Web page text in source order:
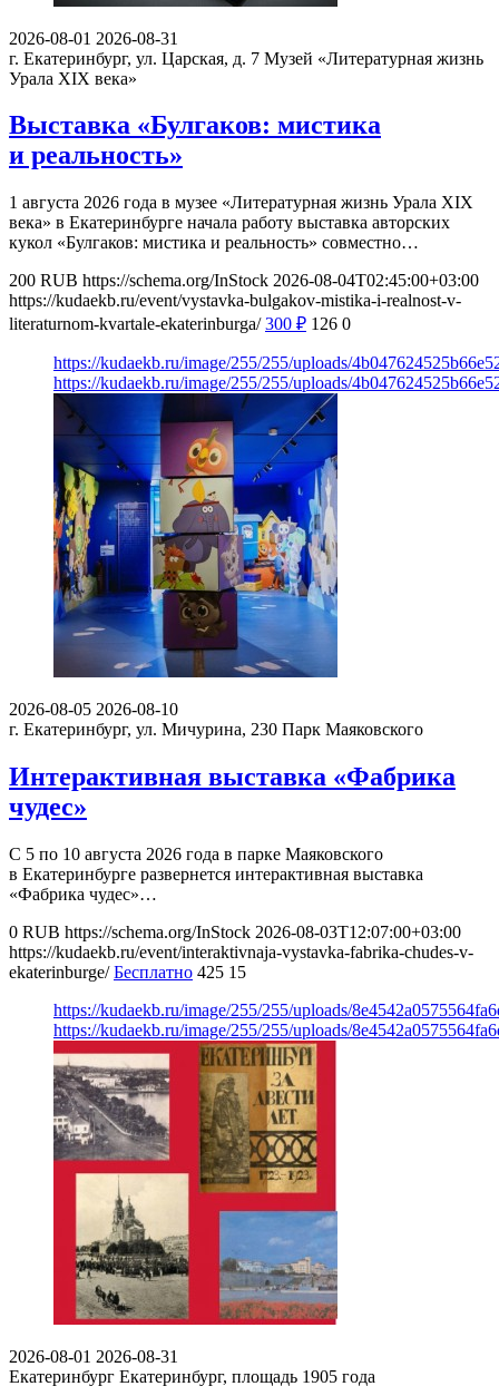
2026-08-01 2026-08-31
г. Екатеринбург, ул. Царская, д. 7 Музей «Литературная жизнь
Урала XIX века»
Выставка «Булгаков: мистика
и реальность»
1 августа 2026 года в музее «Литературная жизнь Урала XIX
века» в Екатеринбурге начала работу выставка авторских
кукол «Булгаков: мистика и реальность» совместно…
200 RUB https://schema.org/InStock 2026-08-04T02:45:00+03:00
https://kudaekb.ru/event/vystavka-bulgakov-mistika-i-realnost-v-
literaturnom-kvartale-ekaterinburga/ 300 ₽ 126 0
https://kudaekb.ru/image/255/255/uploads/
https://kudaekb.ru/image/255/255/uploads/
2026-08-05 2026-08-10
г. Екатеринбург, ул. Мичурина, 230 Парк Маяковского
Интерактивная выставка «Фабрика
чудес»
С 5 по 10 августа 2026 года в парке Маяковского
в Екатеринбурге развернется интерактивная выставка
«Фабрика чудес»…
0 RUB https://schema.org/InStock 2026-08-03T12:07:00+03:00
https://kudaekb.ru/event/interaktivnaja-vystavka-fabrika-chudes-v-
ekaterinburge/ Бесплатно 425 15
https://kudaekb.ru/image/255/255/uploads/
https://kudaekb.ru/image/255/255/uploads/
2026-08-01 2026-08-31
Екатеринбург Екатеринбург, площадь 1905 года